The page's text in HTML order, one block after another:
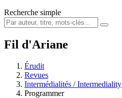
Recherche simple
Fil d'Ariane
Érudit
Revues
Intermédialités / Intermediality
Programmer